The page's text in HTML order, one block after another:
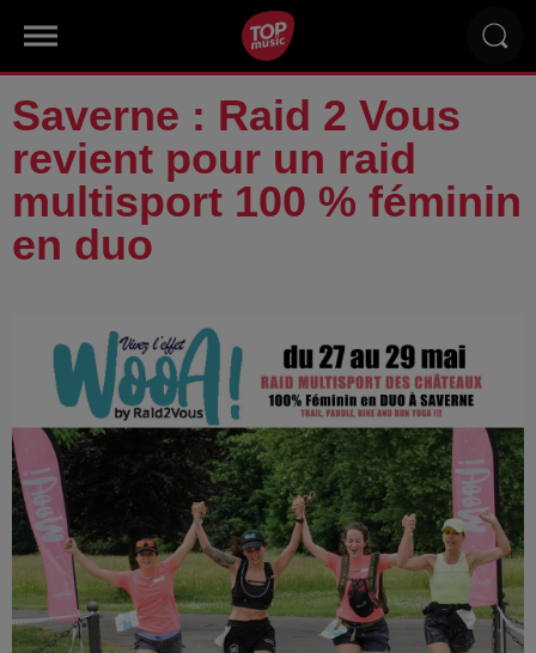
Saverne : Raid 2 Vous
revient pour un raid
multisport 100 % féminin
en duo